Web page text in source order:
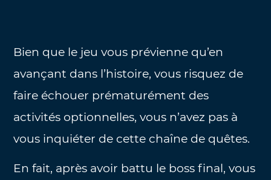
Bien que le jeu vous prévienne qu’en
avançant dans l’histoire, vous risquez de
faire échouer prématurément des
activités optionnelles, vous n’avez pas à
vous inquiéter de cette chaîne de quêtes.
En fait, après avoir battu le boss final, vous